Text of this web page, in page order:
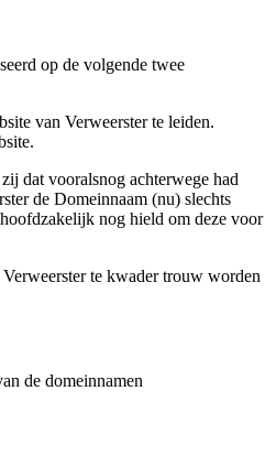
op de volgende twee
van Verweerster te leiden.
dat vooralsnog achterwege had
de Domeinnaam (nu) slechts
nog hield om deze voor
te kwader trouw worden
de domeinnamen